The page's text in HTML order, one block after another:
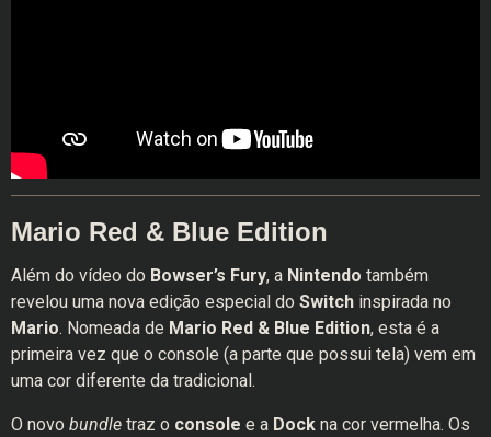
Mario Red & Blue Edition
Além do vídeo do Bowser’s Fury, a Nintendo também
revelou uma nova edição especial do Switch inspirada no
Mario. Nomeada de Mario Red & Blue Edition, esta é a
primeira vez que o console (a parte que possui tela) vem em
uma cor diferente da tradicional.
O novo bundle traz o console e a Dock na cor vermelha. Os